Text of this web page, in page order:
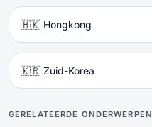
🇭🇰 Hongkong
🇰🇷 Zuid-Korea
GERELATEERDE ONDERWERPEN